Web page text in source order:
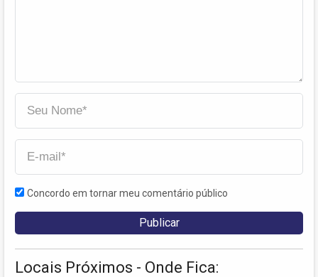
Concordo em tornar meu comentário público
Locais Próximos - Onde Fica: